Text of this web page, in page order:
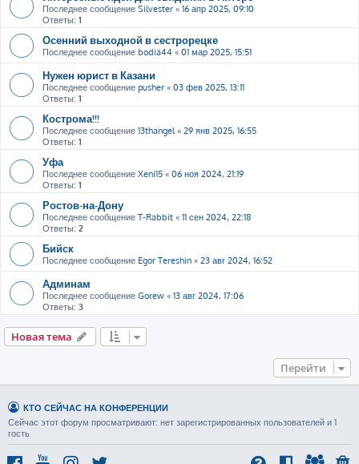
Последнее сообщение Silvester « 16 апр 2025, 09:10
Ответы: 1
Осенний выходной в сестрорецке
Последнее сообщение bodia44 « 01 мар 2025, 15:51
Нужен юрист в Казани
Последнее сообщение pusher « 03 фев 2025, 13:11
Ответы: 1
Кострома!!!
Последнее сообщение 13thangel« 29 янв 2025, 16:55
Ответы: 1
Уфа
Последнее сообщение Xeni15 « 06 ноя 2024, 21:19
Ответы: 1
Ростов-на-Дону
Последнее сообщение T-Rabbit « 11 сен 2024, 22:18
Ответы: 2
Бийск
Последнее сообщение Egor Tereshin « 23 авг 2024, 16:52
Админам
Последнее сообщение Gorew « 13 авг 2024, 17:06
Ответы: 3
Новая тема
Перейти
КТО СЕЙЧАС НА КОНФЕРЕНЦИИ
Сейчас этот форум просматривают: нет зарегистрированных пользователей и 1
гость